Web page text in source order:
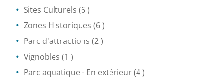
Sites Culturels (6 )
Zones Historiques (6 )
Parc d'attractions (2 )
Vignobles (1 )
Parc aquatique - En extérieur(4 )